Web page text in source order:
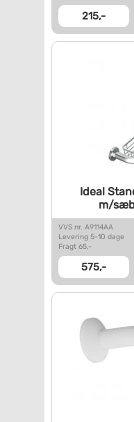
215,-
Ideal
m/
VVS nr. A9114AA
Levering 5-10 dage
Fragt 65,-
575,-